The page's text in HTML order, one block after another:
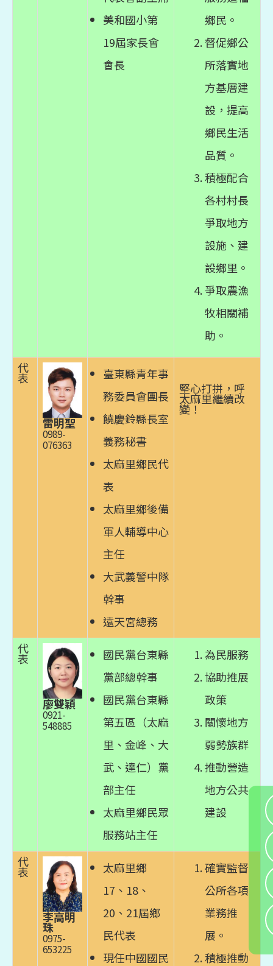
美和國小第
19屆家長會
會長
鄉民。
督促鄉公
所落實地
方基層建
設，提高
鄉民生活
品質。
積極配合
各村村長
爭取地方
設施、建
設鄉里。
爭取農漁
牧相關補
助。
代
表
雷明聖
0989-
076363
臺東縣青年事
務委員會團長
饒慶鈴縣長室
義務秘書
太麻里鄉民代
表
太麻里鄉後備
軍人輔導中心
主任
大武義警中隊
幹事
遠天宮總務
堅心打拼，呼
太麻里繼續改
變！
代
表
廖雙穎
0921-
548885
國民黨台東縣
黨部總幹事
國民黨台東縣
第五區（太麻
里、金峰、大
武、達仁）黨
部主任
太麻里鄉民眾
服務站主任
為民服務
協助推展
政策
關懷地方
弱勢族群
推動營造
地方公共
建設
代
表
李高明
珠
0975-
653225
太麻里鄉
17、18、
20、21屆鄉
民代表
現任中國國民
確實監督
公所各項
業務推
展。
積極推動